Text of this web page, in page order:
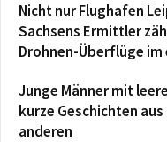
Nicht nur Flughafen
Sachsens Ermittler
Drohnen-Überflüge
Junge Männer mit
kurze Geschichten
anderen